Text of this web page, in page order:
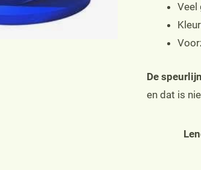
Veel
De
en dat is